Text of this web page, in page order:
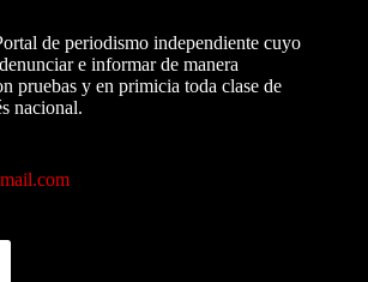
de periodismo independiente cuyo
e informar de manera
pruebas y en primicia toda clase de
nacional.